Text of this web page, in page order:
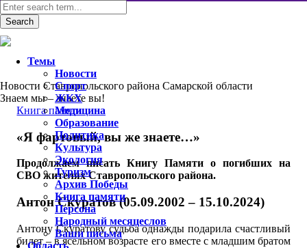
Новости Ставропольского района Самарской области
Знаем мы – знаете вы!
Книга памяти
«Я фартовый, вы же знаете…»
Продолжаем писать Книгу Памяти о погибших на
СВО жителях Ставропольского района.
Антон Скуратов (05.09.2002 – 15.10.2024)
Антону Скуратову судьба однажды подарила счастливый
билет – в ясельном возрасте его вместе с младшим братом
Темы
Новости
Спорт
ЖКХ
Медицина
Образование
Политика
Культура
Экология
Туризм
Архив Победы
Книга памяти
Персона
Народный месяцеслов
Ваши письма
Область